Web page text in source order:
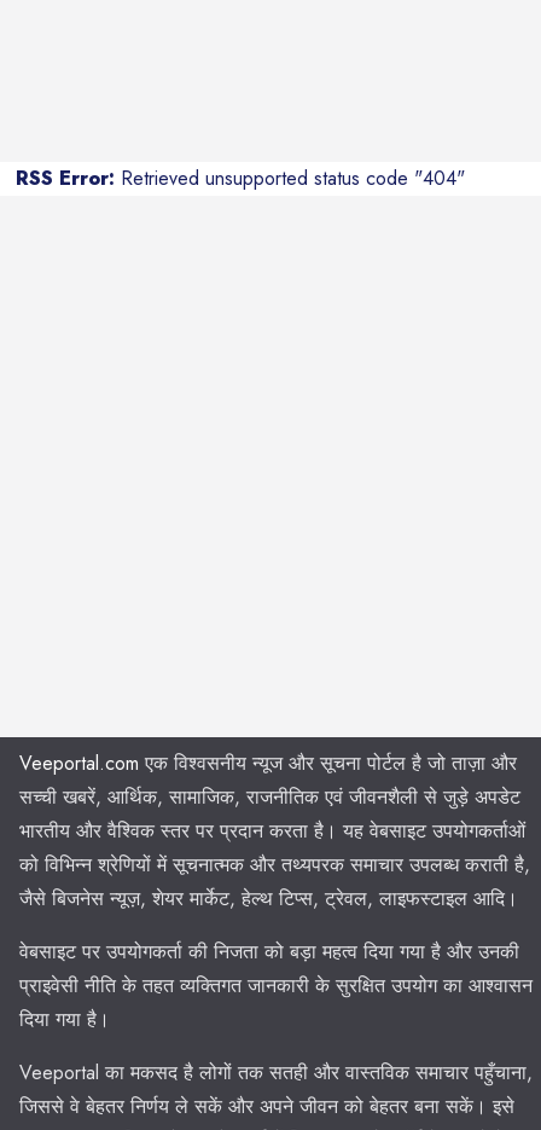
RSS Error: Retrieved unsupported status code "404"
Veeportal.com एक विश्वसनीय न्यूज और सूचना पोर्टल है जो ताज़ा और
सच्ची खबरें, आर्थिक, सामाजिक, राजनीतिक एवं जीवनशैली से जुड़े अपडेट
भारतीय और वैश्विक स्तर पर प्रदान करता है। यह वेबसाइट उपयोगकर्ताओं
को विभिन्न श्रेणियों में सूचनात्मक और तथ्यपरक समाचार उपलब्ध कराती है,
जैसे बिजनेस न्यूज़, शेयर मार्केट, हेल्थ टिप्स, ट्रेवल, लाइफस्टाइल आदि।
वेबसाइट पर उपयोगकर्ता की निजता को बड़ा महत्व दिया गया है और उनकी
प्राइवेसी नीति के तहत व्यक्तिगत जानकारी के सुरक्षित उपयोग का आश्वासन
दिया गया है।
Veeportal का मकसद है लोगों तक सतही और वास्तविक समाचार पहुँचाना,
जिससे वे बेहतर निर्णय ले सकें और अपने जीवन को बेहतर बना सकें। इसे